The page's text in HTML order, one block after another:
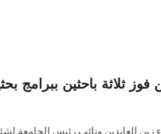
ثلاثة باحثين ببرامج
زين العابدين ونائب رئيس الجامعة